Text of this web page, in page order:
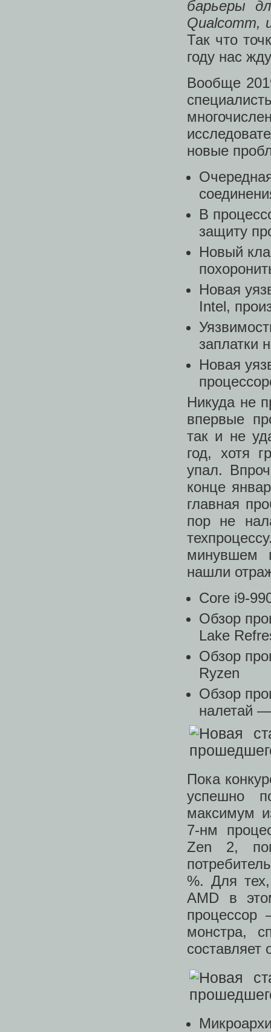
барьеры
Qualcomm,
Так что
году нас
Вообще
новые
В
защиту
Новый
Новая
Intel,
заплатки
Новая
Никуда не
впервые
так и не
год, хотя
упал.
конце
главная
пор не
минувшем
нашли
Core i9-
Обзор
Lake
Обзор
Ryzen
Обзор
налетай
Пока
успешно
максимум
7-нм
Zen 2,
%. Для
AMD в
процессор
монстра,
составляет